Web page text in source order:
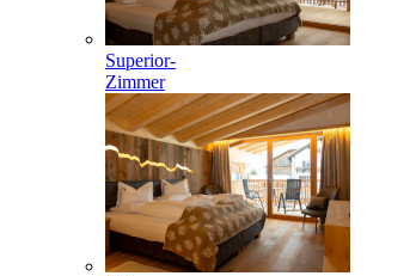
Superior-
Zimmer